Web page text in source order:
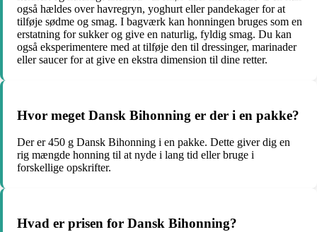
også hældes over havregryn, yoghurt eller pandekager for at
tilføje sødme og smag. I bagværk kan honningen bruges som en
erstatning for sukker og give en naturlig, fyldig smag. Du kan
også eksperimentere med at tilføje den til dressinger, marinader
eller saucer for at give en ekstra dimension til dine retter.
Hvor meget Dansk Bihonning er der i en pakke?
Der er 450 g Dansk Bihonning i en pakke. Dette giver dig en
rig mængde honning til at nyde i lang tid eller bruge i
forskellige opskrifter.
Hvad er prisen for Dansk Bihonning?